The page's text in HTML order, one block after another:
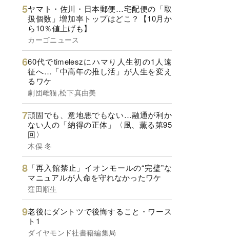
ヤマト・佐川・日本郵便…宅配便の「取
扱個数」増加率トップはどこ？【10月か
ら10％値上げも】
カーゴニュース
60代でtimeleszにハマり人生初の1人遠
征へ…「中高年の推し活」が人生を変え
るワケ
劇団雌猫,松下真由美
頑固でも、意地悪でもない…融通が利か
ない人の「納得の正体」〈風、薫る第95
回〉
木俣 冬
「再入館禁止」イオンモールの“完璧”な
マニュアルが人命を守れなかったワケ
窪田順生
老後にダントツで後悔すること・ワース
ト1
ダイヤモンド社書籍編集局